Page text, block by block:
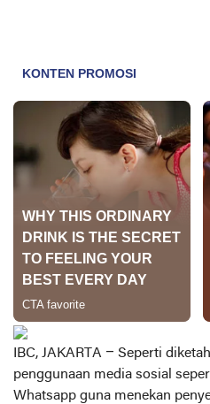
IBC, JAKARTA – Seperti
penggunaan media sosial
Whatsapp guna menekan